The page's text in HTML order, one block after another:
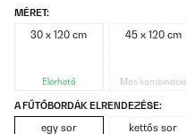
MÉRET:
30 x 120 cm
Elérhető
45 x 120 cm
Más kombináció
A FŰTŐBORDÁK ELRENDEZÉSE:
egy sor kettős sor